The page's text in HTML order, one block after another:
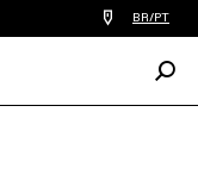
Find
a
you
BR/PT